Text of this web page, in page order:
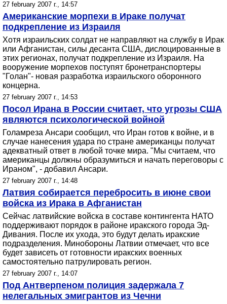
27 february 2007 г., 14:57
Американские морпехи в Ираке получат
подкрепление из Израиля
Хотя израильских солдат не направляют на службу в Ирак
или Афганистан, силы десанта США, дислоцированные в
этих регионах, получат подкрепление из Израиля. На
вооружение морпехов поступят бронетранспортеры
"Голан"- новая разработка израильского оборонного
концерна.
27 february 2007 г., 14:53
Посол Ирана в России считает, что угрозы США
являются психологической войной
Голамреза Ансари сообщил, что Иран готов к войне, и в
случае нанесения удара по стране американцы получат
адекватный ответ в любой точке мира. "Мы считаем, что
американцы должны образумиться и начать переговоры с
Ираном", - добавил Ансари.
27 february 2007 г., 14:48
Латвия собирается перебросить в июне свои
войска из Ирака в Афганистан
Сейчас латвийские войска в составе контингента НАТО
поддерживают порядок в районе иракского города Эд-
Дивания. После их ухода, это будут делать иракские
подразделения. Минобороны Латвии отмечает, что все
будет зависеть от готовности иракских военных
самостоятельно патрулировать регион.
27 february 2007 г., 14:07
Под Антверпеном полиция задержала 7
нелегальных эмигрантов из Чечни